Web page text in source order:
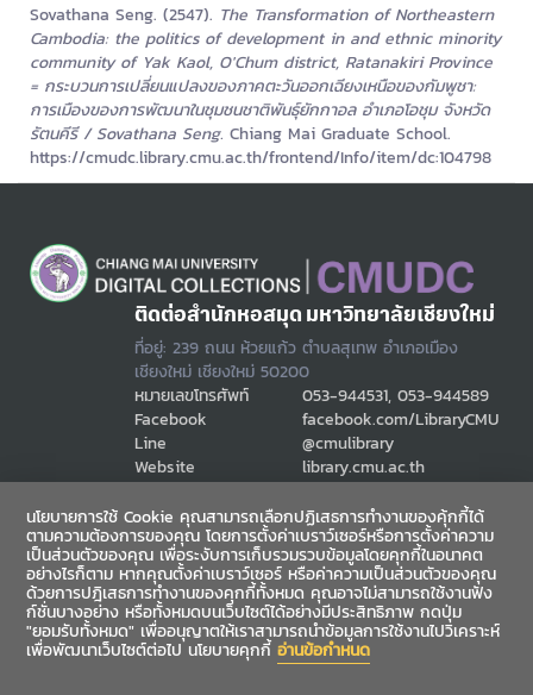
Sovathana Seng. (2547). The Transformation of Northeastern
Cambodia: the politics of development in and ethnic minority
community of Yak Kaol, O'Chum district, Ratanakiri Province
= กระบวนการเปลี่ยนแปลงของภาคตะวันออกเฉียงเหนือของกัมพูชา:
การเมืองของการพัฒนาในชุมชนชาติพันธุ์ยักกาอล อำเภอโอชุม จังหวัด
รัตนคีรี / Sovathana Seng. Chiang Mai Graduate School.
https://cmudc.library.cmu.ac.th/frontend/Info/item/dc:104798
ติดต่อสำนักหอสมุด มหาวิทยาลัยเชียงใหม่
ที่อยู่: 239 ถนน ห้วยแก้ว ตำบลสุเทพ อำเภอเมือง
เชียงใหม่ เชียงใหม่ 50200
หมายเลขโทรศัพท์ 053-944531, 053-944589
Facebook
facebook.com/LibraryCMU
Line
@cmulibrary
Website
library.cmu.ac.th
ช่องทางสื่อสาร
นโยบายการใช้ Cookie คุณสามารถเลือกปฏิเสธการทำงานของคุ้กกี้ได้
ตามความต้องการของคุณ โดยการตั้งค่าเบราว์เซอร์หรือการตั้งค่าความ
เป็นส่วนตัวของคุณ เพื่อระงับการเก็บรวมรวบข้อมูลโดยคุกกี้ในอนาคต
อย่างไรก็ตาม หากคุณตั้งค่าเบราว์เซอร์ หรือค่าความเป็นส่วนตัวของคุณ
ด้วยการปฎิเสธการทำงานของคุกกี้ทั้งหมด คุณอาจไม่สามารถใช้งานฟัง
ก์ชั่นบางอย่าง หรือทั้งหมดบนเว็บไซต์ได้อย่างมีประสิทธิภาพ กดปุ่ม
"ยอมรับทั้งหมด" เพื่ออนุญาตให้เราสามารถนำข้อมูลการใช้งานไปวิเคราะห์
เพื่อพัฒนาเว็บไซต์ต่อไป นโยบายคุกกี้อ่านข้อกำหนด